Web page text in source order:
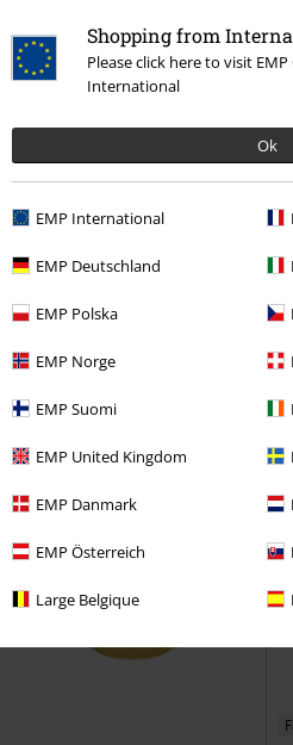
Shopping from
Please click here to visit
International
Ok
EMP International
EMP Deutschland
EMP Polska
EMP Norge
EMP Suomi
EMP United Kingdom
EMP Danmark
EMP Österreich
Large Belgique
Få kvar i lager
109:-
Fire Starters